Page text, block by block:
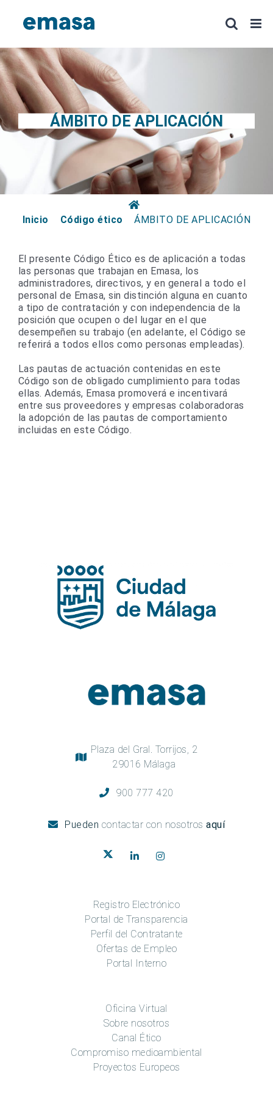
ÁMBITO DE APLICACIÓN
Inicio Código ético ÁMBITO DE APLICACIÓN
El presente Código Ético es de aplicación a todas
las personas que trabajan en Emasa, los
administradores, directivos, y en general a todo el
personal de Emasa, sin distinción alguna en cuanto
a tipo de contratación y con independencia de la
posición que ocupen o del lugar en el que
desempeñen su trabajo (en adelante, el Código se
referirá a todos ellos como personas empleadas).
Las pautas de actuación contenidas en este
Código son de obligado cumplimiento para todas
ellas. Además, Emasa promoverá e incentivará
entre sus proveedores y empresas colaboradoras
la adopción de las pautas de comportamiento
incluidas en este Código.
Plaza del Gral. Torrijos, 2
29016 Málaga
900 777 420
Pueden contactar con nosotros aquí
Registro Electrónico
Portal de Transparencia
Perfil del Contratante
Ofertas de Empleo
Portal Interno
Oficina Virtual
Sobre nosotros
Canal Ético
Compromiso medioambiental
Proyectos Europeos